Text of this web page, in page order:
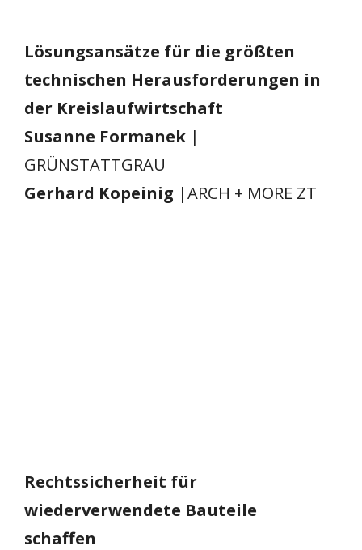
Lösungsansätze für die größten
technischen Herausforderungen in
der Kreislaufwirtschaft
Susanne Formanek |
GRÜNSTATTGRAU
Gerhard Kopeinig |ARCH + MORE ZT
Rechtssicherheit für
wiederverwendete Bauteile
schaffen